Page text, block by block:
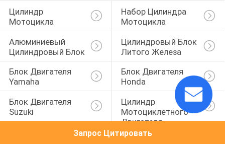
Цилиндр
Мотоцикла
Набор Цилиндра
Мотоцикла
Алюминиевый
Цилиндровый Блок
Цилиндровый Блок
Литого Железа
Блок Двигателя
Yamaha
Блок Двигателя
Honda
Блок Двигателя
Suzuki
Цилиндр
Мотоциклетного
Двигателя
Запрос Цитировать